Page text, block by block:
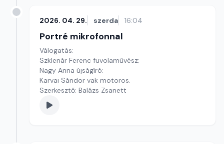
2026. 04. 29. szerda 16:04
Portré mikrofonnal
Válogatás:
Szklenár Ferenc fuvolaművész;
Nagy Anna újságíró;
Karvai Sándor vak motoros.
Szerkesztő: Balázs Zsanett